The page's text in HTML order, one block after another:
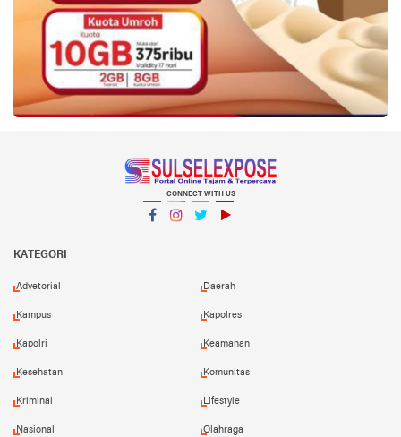
CONNECT WITH US
KATEGORI
Advetorial Daerah
Kampus Kapolres
Kapolri Keamanan
Kesehatan Komunitas
Kriminal Lifestyle
Nasional Olahraga